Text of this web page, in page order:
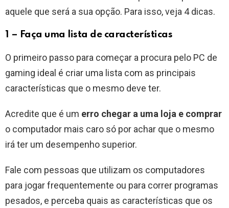
aquele que será a sua opção. Para isso, veja 4 dicas.
1 – Faça uma lista de características
O primeiro passo para começar a procura pelo PC de
gaming ideal é criar uma lista com as principais
características que o mesmo deve ter.
Acredite que é um erro chegar a uma loja e comprar
o computador mais caro só por achar que o mesmo
irá ter um desempenho superior.
Fale com pessoas que utilizam os computadores
para jogar frequentemente ou para correr programas
pesados, e perceba quais as características que os